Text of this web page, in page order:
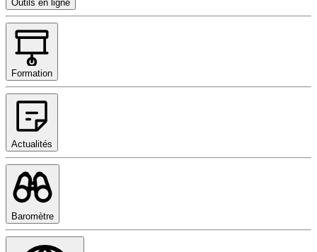
Outils en ligne
Formation
Actualités
Baromètre